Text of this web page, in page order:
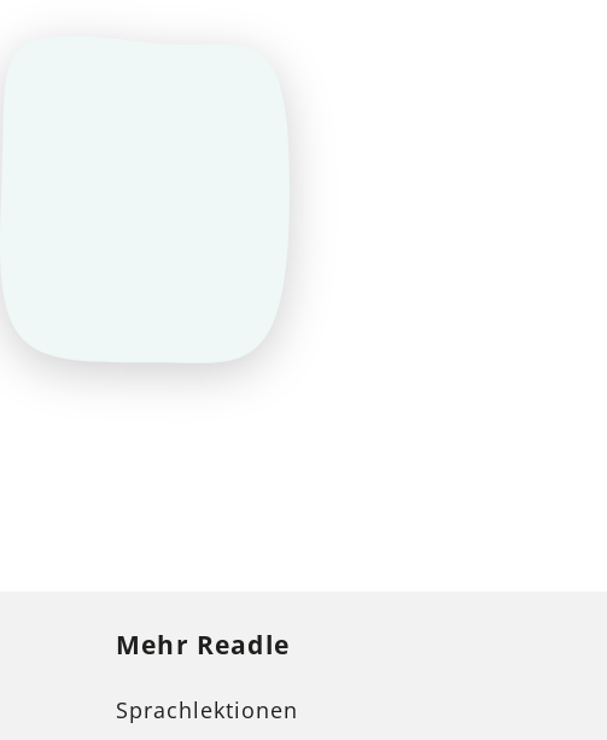
Mehr Readle
Sprachlektionen